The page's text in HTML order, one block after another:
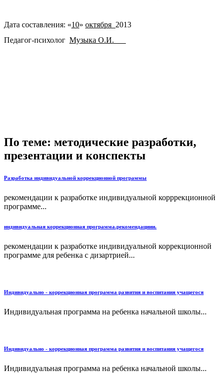
Дата составления: «10» октября 2013
Педагог-психолог Музыка О.И.
По теме: методические разработки,
презентации и конспекты
Разработка индивидуальной коррекционной программы
рекомендации к разработке индивидуальной корррекционной
программе...
индивидуальная коррекционная программа.рекомендациии.
рекомендации к разработке индивидуальной коррекционной
программе для ребенка с дизартрией...
Индивидуально - коррекционная программа развития и воспитания учащегося
Индивидуальная программа на ребенка начальной школы...
Индивидуально - коррекционная программа развития и воспитания учащегося
Индивидуальная программа на ребенка начальной школы...